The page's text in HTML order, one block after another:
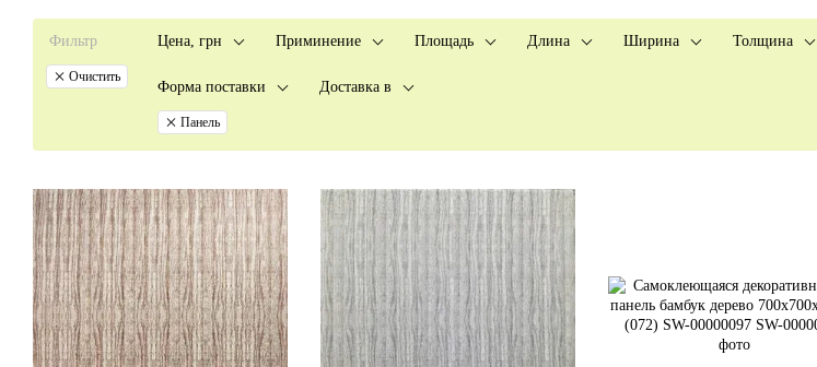
Фильтр
Очистить
Цена, грн Приминение Площадь Длина Ширина Толщина
Форма поставки
Панель
Доставка в